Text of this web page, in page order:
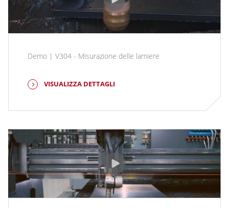
Demo | V304 - Misurazione delle lamiere
VISUALIZZA DETTAGLI